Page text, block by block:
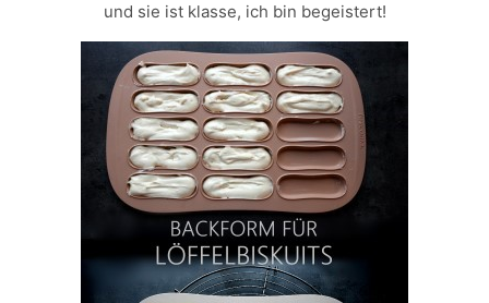
und sie ist klasse, ich bin begeistert!